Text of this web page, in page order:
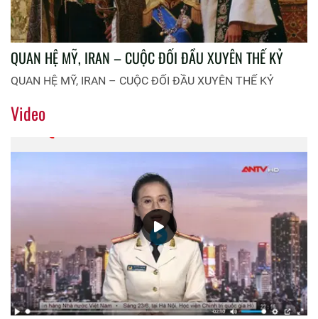
QUAN HỆ MỸ, IRAN – CUỘC ĐỐI ĐẦU XUYÊN THẾ KỶ
QUAN HỆ MỸ, IRAN – CUỘC ĐỐI ĐẦU XUYÊN THẾ KỶ
Video